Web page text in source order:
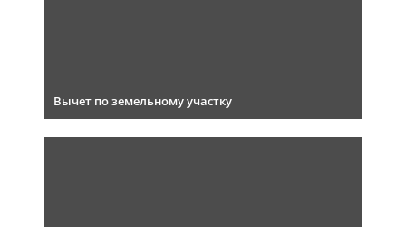
Вычет по земельному участку